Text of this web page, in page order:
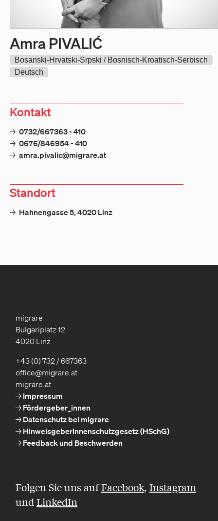
Amra PIVALIĆ
Bosanski-Hrvatski-Srpski / Bosnisch-Kroatisch-Serbisch
Deutsch
Kontakt
→ 0732/667363 - 410
→ 0676/846954 - 410
→ amra.pivalic@migrare.at
Standort
→ Hahnengasse 5, 4020 Linz
Folgen Sie uns aufFacebook, Instagram
und LinkedIn
migrare
Bulgariplatz 12
4020 Linz
+43 (0) 732 / 667363
office@migrare.at
migrare.at
Impressum
Fördergeber_innen
Datenschutz bei migrare
HinweisgeberInnenschutzgesetz (HSchG)
Feedback und Beschwerden